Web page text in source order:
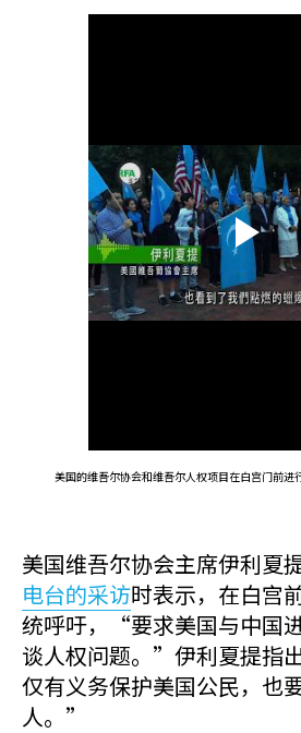
美国的维吾尔协会和维吾尔人权项目在白宫门前进
美国维吾尔协会主席伊利夏
电台的采访时表示，在白宫
统呼吁，“要求美国与中国
谈人权问题。”伊利夏提指
仅有义务保护美国公民，也
人。”